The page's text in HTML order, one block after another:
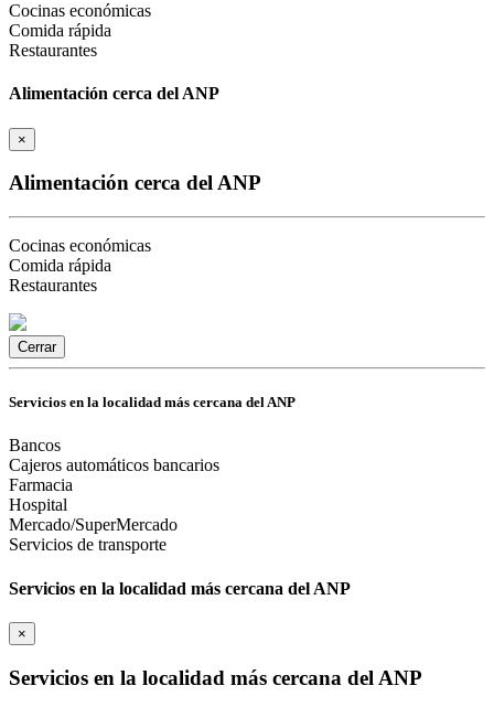
Cocinas económicas
Comida rápida
Restaurantes
Alimentación cerca del ANP
×
Alimentación cerca del ANP
Cocinas económicas
Comida rápida
Restaurantes
Cerrar
Servicios en la localidad más cercana del ANP
Bancos
Cajeros automáticos bancarios
Farmacia
Hospital
Mercado/SuperMercado
Servicios de transporte
Servicios en la localidad más cercana del ANP
×
Servicios en la localidad más cercana del ANP